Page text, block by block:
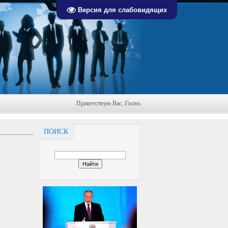
Версия для слабовидящих
Четверг, 06.08.2026, 01:50
Приветствую Вас, Гость
ПОИСК